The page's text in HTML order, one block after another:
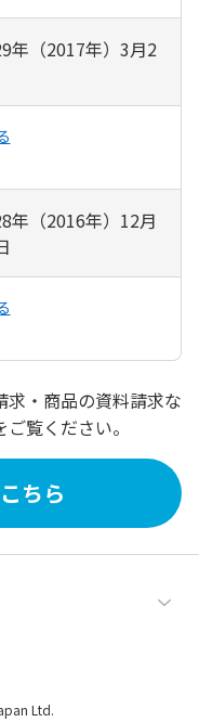
年（2017年）3月2
年（2016年）12月
・商品の資料請求な
覧ください。
ちら
Ltd.